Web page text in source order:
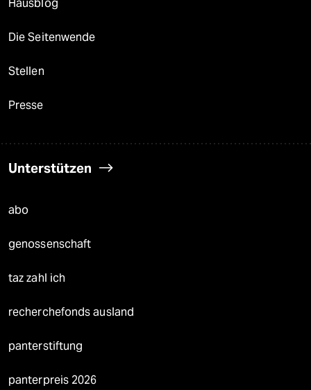
Hausblog
Die Seitenwende
Stellen
Presse
Unterstützen
abo
genossenschaft
taz zahl ich
recherchefonds ausland
panterstiftung
panterpreis 2026